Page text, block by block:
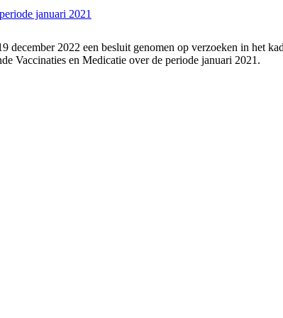
januari 2021
2022 een besluit genomen op verzoeken in het
Vaccinaties en Medicatie over de periode januari 2021.